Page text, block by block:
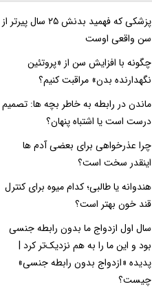
پزشکی که فهمید بدنش ۲۵ سال پیرتر از
سن واقعی اوست
چگونه با افزایش سن از «پروتئین
نگهدارنده بدن» مراقبت کنیم؟
ماندن در رابطه به خاطر بچه ها: تصمیم
درست است یا اشتباه پنهان؟
چرا عذرخواهی برای بعضی آدم ها
اینقدر سخت است؟
هندوانه یا طالبی؛ کدام‌ میوه برای کنترل
قند خون بهتر است؟
سال اول ازدواج ما بدون رابطه جنسی
بود و این ما را به هم نزدیک‌تر کرد |
پدیده «ازدواج بدون رابطه جنسی»
چیست؟